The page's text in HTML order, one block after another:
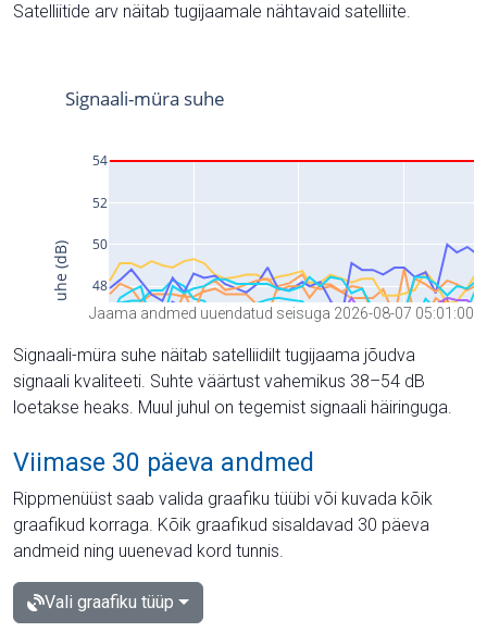
Satelliitide arv näitab tugijaamale nähtavaid satelliite.
Jaama andmed uuendatud seisuga 2026-08-07 05:01:00
Signaali-müra suhe näitab satelliidilt tugijaama jõudva
signaali kvaliteeti. Suhte väärtust vahemikus 38–54 dB
loetakse heaks. Muul juhul on tegemist signaali häiringuga.
Viimase 30 päeva andmed
Rippmenüüst saab valida graafiku tüübi või kuvada kõik
graafikud korraga. Kõik graafikud sisaldavad 30 päeva
andmeid ning uuenevad kord tunnis.
Vali graafiku tüüp